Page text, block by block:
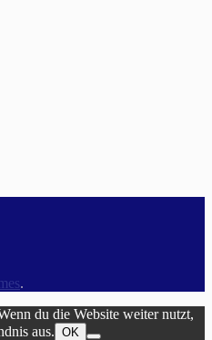
.
du die Website weiter nutzt,
aus. OK